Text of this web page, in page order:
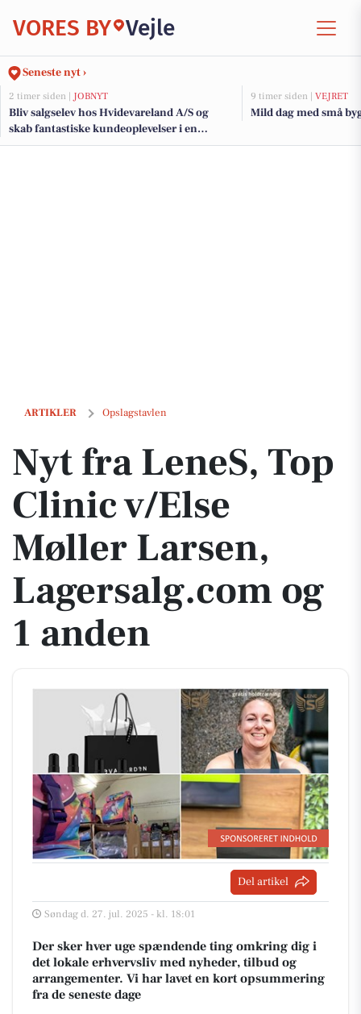
VORES BY Vejle
Seneste nyt ›
2 timer siden | JOBNYT
Bliv salgselev hos Hvidevareland A/S og
skab fantastiske kundeoplevelser i en
dynamisk hverdag
9 timer siden | VEJRET
Mild dag med små
ARTIKLER Opslagstavlen
Nyt fra LeneS, Top Clinic v/Else Møller Larsen, Lagersalg.com og 1
Nyt fra LeneS, Top
Clinic v/Else
Møller Larsen,
Lagersalg.com og
1 anden
Del artikel
Søndag d. 27. jul. 2025 - kl. 18:01
Der sker hver uge spændende ting omkring dig i
det lokale erhvervsliv med nyheder, tilbud og
arrangementer. Vi har lavet en kort opsummering
fra de seneste dage